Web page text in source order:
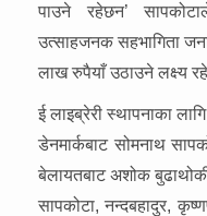
पाउने रहेछन’
उत्साहजनक सहभागिता
लाख रुपैयाँ उठाउने लक्ष्य
ई लाइब्रेरी स्थापनाका
डेनमार्कबाट सोमनाथ
बेलायतबाट अशोक
सापकोटा, नन्दबहादुर,